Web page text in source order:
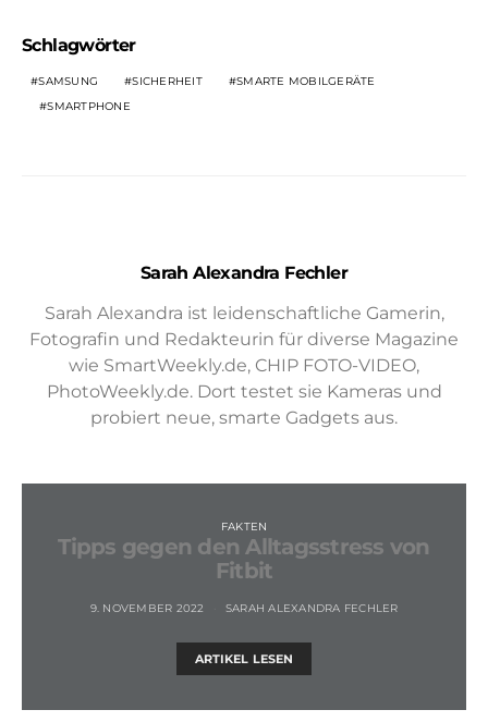
Schlagwörter
SAMSUNG SICHERHEIT
SMARTE MOBILGERÄTE
SMARTPHONE
Sarah Alexandra Fechler
Sarah Alexandra ist leidenschaftliche Gamerin,
Fotografin und Redakteurin für diverse Magazine
wie SmartWeekly.de, CHIP FOTO-VIDEO,
PhotoWeekly.de. Dort testet sie Kameras und
probiert neue, smarte Gadgets aus.
FAKTEN
Tipps gegen den Alltagsstress von
Fitbit
9. NOVEMBER 2022 SARAH ALEXANDRA FECHLER
ARTIKEL LESEN